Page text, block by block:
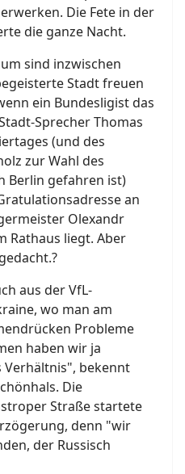
Die Fete in der
die ganze Nacht.
sind inzwischen
Stadt freuen
ein Bundesligist das
Sprecher Thomas
(und des
zur Wahl des
Berlin gefahren ist)
an
Olexandr
Rathaus liegt. Aber
aus der VfL-
wo man am
Probleme
haben wir ja
Verhältnis", bekennt
Die
Straße startete
denn "wir
der Russisch